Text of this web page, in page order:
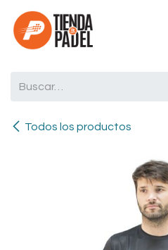
Ir al contenido
Todos los productos